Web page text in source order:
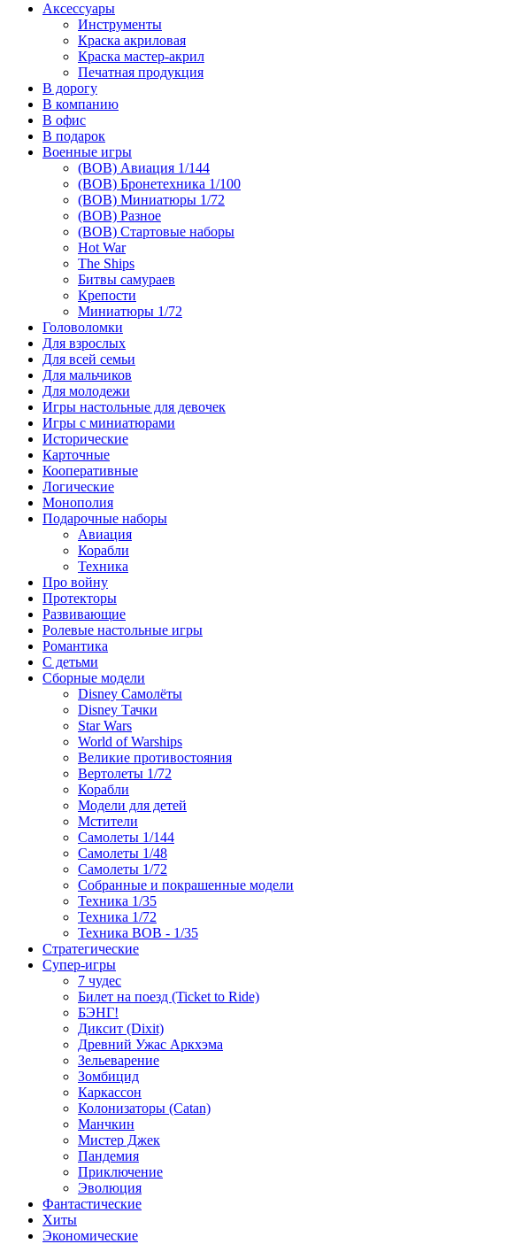
Аксессуары
Инструменты
Краска акриловая
Краска мастер-акрил
Печатная продукция
В дорогу
В компанию
В офис
В подарок
Военные игры
(ВОВ) Авиация 1/144
(ВОВ) Бронетехника 1/100
(ВОВ) Миниатюры 1/72
(ВОВ) Разное
(ВОВ) Стартовые наборы
Hot War
The Ships
Битвы самураев
Крепости
Миниатюры 1/72
Головоломки
Для взрослых
Для всей семьи
Для мальчиков
Для молодежи
Игры настольные для девочек
Игры с миниатюрами
Исторические
Карточные
Кооперативные
Логические
Монополия
Подарочные наборы
Авиация
Корабли
Техника
Про войну
Протекторы
Развивающие
Ролевые настольные игры
Романтика
С детьми
Сборные модели
Disney Самолёты
Disney Тачки
Star Wars
World of Warships
Великие противостояния
Вертолеты 1/72
Корабли
Модели для детей
Мстители
Самолеты 1/144
Самолеты 1/48
Самолеты 1/72
Собранные и покрашенные модели
Техника 1/35
Техника 1/72
Техника ВОВ - 1/35
Стратегические
Супер-игры
7 чудес
Билет на поезд (Ticket to Ride)
БЭНГ!
Диксит (Dixit)
Древний Ужас Аркхэма
Зельеварение
Зомбицид
Каркассон
Колонизаторы (Catan)
Манчкин
Мистер Джек
Пандемия
Приключение
Эволюция
Фантастические
Хиты
Экономические